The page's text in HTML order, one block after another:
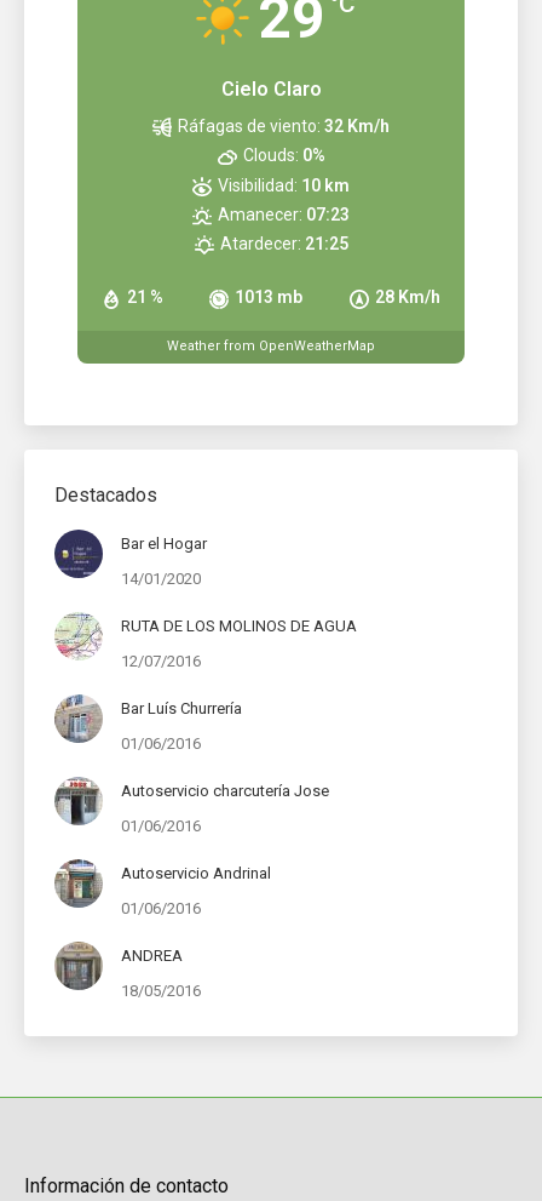
29
Cielo Claro
21 % 1013 mb 28 Km/h
Ráfagas de viento: 32 Km/h
Clouds: 0%
Visibilidad: 10 km
Amanecer: 07:23
Atardecer: 21:25
Weather from OpenWeatherMap
Destacados
Bar el Hogar
14/01/2020
RUTA DE LOS MOLINOS DE AGUA
12/07/2016
Bar Luís Churrería
01/06/2016
Autoservicio charcutería Jose
01/06/2016
Autoservicio Andrinal
01/06/2016
ANDREA
18/05/2016
Información de contacto